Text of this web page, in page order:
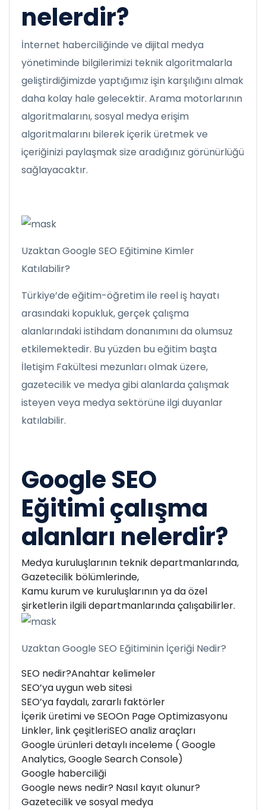
nelerdir?
İnternet haberciliğinde ve dijital medya
yönetiminde bilgilerimizi teknik algoritmalarla
geliştirdiğimizde yaptığımız işin karşılığını almak
daha kolay hale gelecektir. Arama motorlarının
algoritmalarını, sosyal medya erişim
algoritmalarını bilerek içerik üretmek ve
içeriğinizi paylaşmak size aradığınız görünürlüğü
sağlayacaktır.
Uzaktan Google SEO Eğitimine Kimler
Katılabilir?
Türkiye’de eğitim-öğretim ile reel iş hayatı
arasındaki kopukluk, gerçek çalışma
alanlarındaki istihdam donanımını da olumsuz
etkilemektedir. Bu yüzden bu eğitim başta
İletişim Fakültesi mezunları olmak üzere,
gazetecilik ve medya gibi alanlarda çalışmak
isteyen veya medya sektörüne ilgi duyanlar
katılabilir.
Google SEO
Eğitimi çalışma
alanları nelerdir?
Medya kuruluşlarının teknik departmanlarında,
Gazetecilik bölümlerinde,
Kamu kurum ve kuruluşlarının ya da özel
şirketlerin ilgili departmanlarında çalışabilirler.
Uzaktan Google SEO Eğitiminin İçeriği Nedir?
SEO nedir?Anahtar kelimeler
SEO’ya uygun web sitesi
SEO’ya faydalı, zararlı faktörler
İçerik üretimi ve SEOOn Page Optimizasyonu
Linkler, link çeşitleriSEO analiz araçları
Google ürünleri detaylı inceleme ( Google
Analytics, Google Search Console)
Google haberciliği
Google news nedir? Nasıl kayıt olunur?
Gazetecilik ve sosyal medya